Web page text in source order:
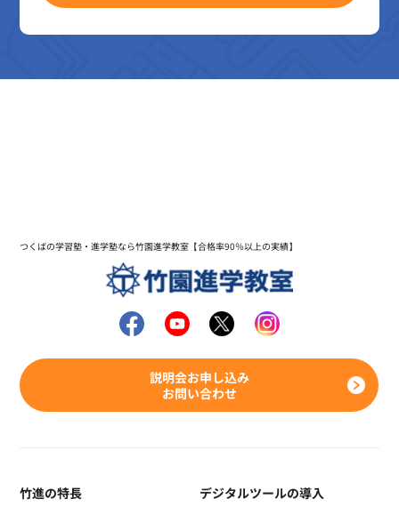
つくばの学習塾・進学塾なら竹園進学教室【合格率90％以上の実績】
説明会お申し込み
お問い合わせ
竹進の特長 デジタルツールの導入